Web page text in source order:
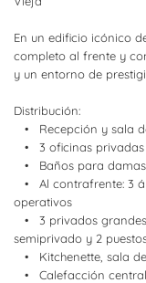
En un edificio icónico
completo al frente y
y un entorno de
Distribución:
• Recepción y sala
• 3 oficinas privadas
• Baños para damas
• Al contrafrente: 3
operativos
• 3 privados
semiprivado y 2
• Kitchenette, sala
• Calefacción central